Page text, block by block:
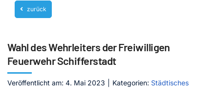
Unternehmen
Mediathek
Jetzt abonnieren
zurück
Wahl des Wehrleiters der Freiwilligen
Feuerwehr Schifferstadt
Veröffentlicht am: 4. Mai 2023 Kategorien: Städtisches